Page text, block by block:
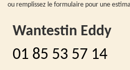
ou remplissez le formulaire pour une
Wantestin Eddy
01 85 53 57 14